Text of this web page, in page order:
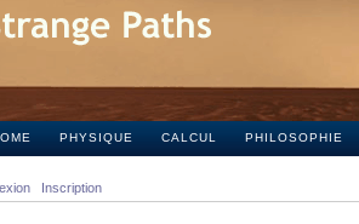
PHYSIQUE CALCUL PHILOSOPHIE
Inscription